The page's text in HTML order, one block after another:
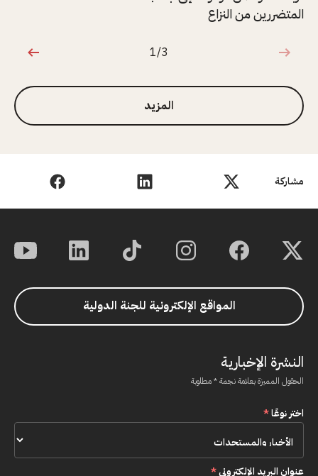
مشاركة
المتضررين من النزاع
1 من 3
1/3
المزيد
المواقع الإلكترونية للجنة الدولية
النشرة الإخبارية
الحقول المميزة بعلامة نجمة * مطلوبة
اختر نوعًا*
عنوان البريد الإلكتروني*